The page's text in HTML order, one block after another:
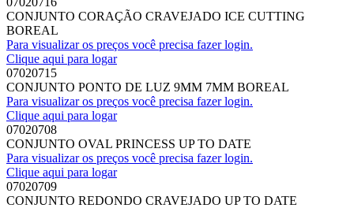
CONJUNTO CORAÇÃO CRAVEJADO ICE CUTTING
BOREAL
Para visualizar os preços você precisa fazer login.
Clique aqui para logar
07020715
CONJUNTO PONTO DE LUZ 9MM 7MM BOREAL
Para visualizar os preços você precisa fazer login.
Clique aqui para logar
07020708
CONJUNTO OVAL PRINCESS UP TO DATE
Para visualizar os preços você precisa fazer login.
Clique aqui para logar
07020709
CONJUNTO REDONDO CRAVEJADO UP TO DATE